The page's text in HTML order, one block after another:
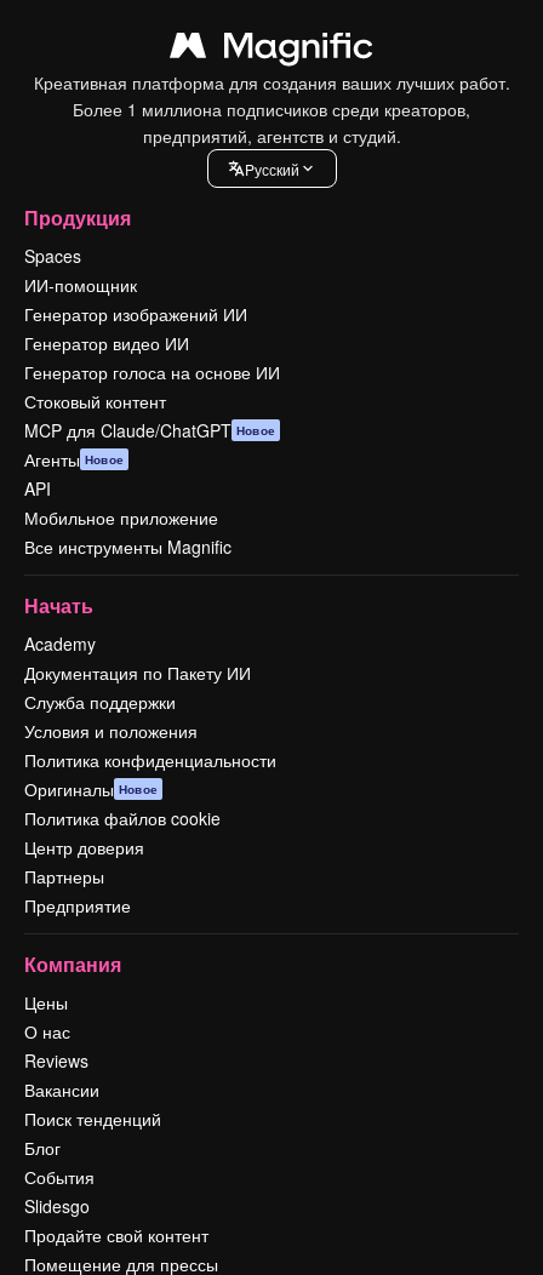
Креативная платформа для создания ваших лучших работ.
Более 1 миллиона подписчиков среди креаторов,
предприятий, агентств и студий.
Pусский
Продукция
Spaces
ИИ-помощник
Генератор изображений ИИ
Генератор видео ИИ
Генератор голоса на основе ИИ
Стоковый контент
MCP для Claude/ChatGPT Новое
Агенты Новое
API
Мобильное приложение
Все инструменты Magnific
Начать
Academy
Документация по Пакету ИИ
Служба поддержки
Условия и положения
Политика конфиденциальности
Оригиналы Новое
Политика файлов cookie
Центр доверия
Партнеры
Предприятие
Компания
Цены
О нас
Reviews
Вакансии
Поиск тенденций
Блог
События
Slidesgo
Продайте свой контент
Помещение для прессы